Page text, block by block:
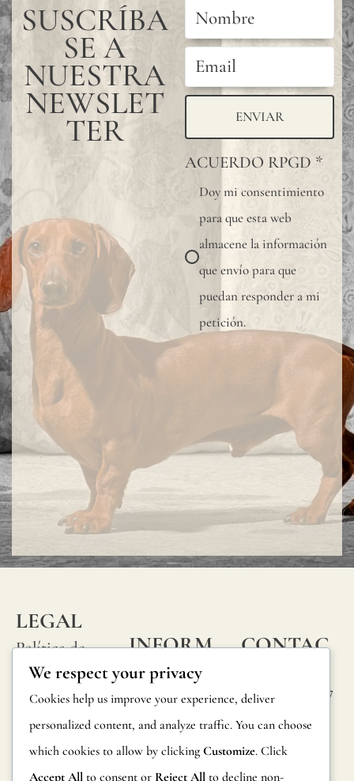
SUSCRÍBA
SE A
NUESTRA
NEWSLET
TER ENVIAR
ACUERDO RPGD *
Doy mi consentimiento
para que esta web
almacene la información
que envío para que
puedan responder a mi
petición.
LEGAL
Política de
privacidad
Política de
cookies
Condiciones
INFORM
ACIÓN
Preguntas
frecuentes
Información
CONTAC
Calle Alheli, 7
29730 Rincón
de la Victoria
España
We respect your privacy
Cookies help us improve your experience, deliver
personalized content, and analyze traffic. You can choose
which cookies to allow by clicking Customize. Click
Accept All to consent or Reject All to decline non-